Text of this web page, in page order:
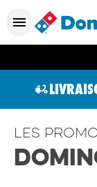
Les